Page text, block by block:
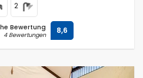
2
Bewertung
4 Bewertungen 8,6